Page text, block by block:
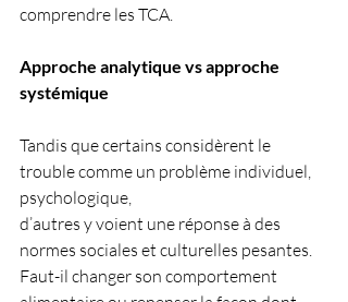
comprendre les TCA.
Approche analytique vs approche
systémique
Tandis que certains considèrent le
trouble comme un problème individuel,
psychologique,
d’autres y voient une réponse à des
normes sociales et culturelles pesantes.
Faut-il changer son comportement